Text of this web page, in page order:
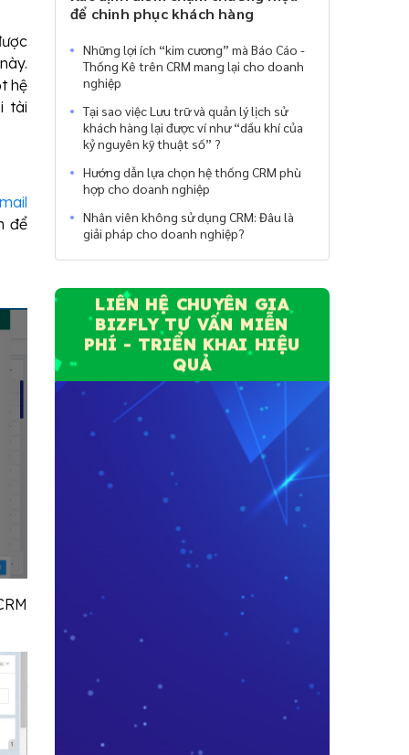
hệ
tài
để
để chinh phục khách hàng
Những lợi ích “kim cương” mà Báo Cáo -
Thống Kê trên CRM mang lại cho doanh
nghiệp
Tại sao việc Lưu trữ và quản lý lịch sử
khách hàng lại được ví như “dầu khí của
kỷ nguyên kỹ thuật số” ?
Hướng dẫn lựa chọn hệ thống CRM phù
hợp cho doanh nghiệp
Nhân viên không sử dụng CRM: Đâu là
giải pháp cho doanh nghiệp?
LIÊN HỆ CHUYÊN GIA
BIZFLY TƯ VẤN MIỄN
PHÍ - TRIỂN KHAI HIỆU
QUẢ